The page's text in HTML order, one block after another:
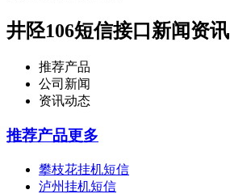
井陉106短信接口新闻资讯
推荐产品
公司新闻
资讯动态
推荐产品更多
攀枝花挂机短信
泸州挂机短信